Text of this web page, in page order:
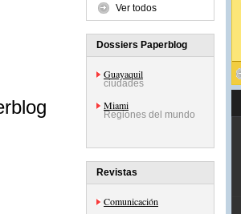
Ver todos
Dossiers Paperblog
Guayaquil
ciudades
Miami
Regiones del mundo
Revistas
Comunicación